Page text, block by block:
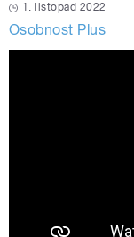
1. listopad 2022
Osobnost Plus